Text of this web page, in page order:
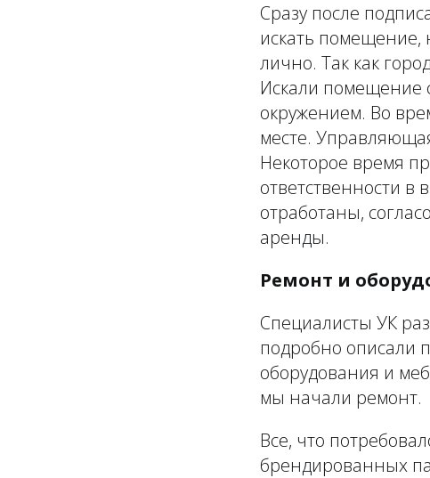
Сразу после
искать помещение,
лично. Так как
Искали помещение
окружением. Во
месте.
Некоторое время
ответственности в
отработаны,
аренды.
Ремонт и
Специалисты УК
подробно описали
оборудования и
мы начали ремонт.
Все, что
брендированных